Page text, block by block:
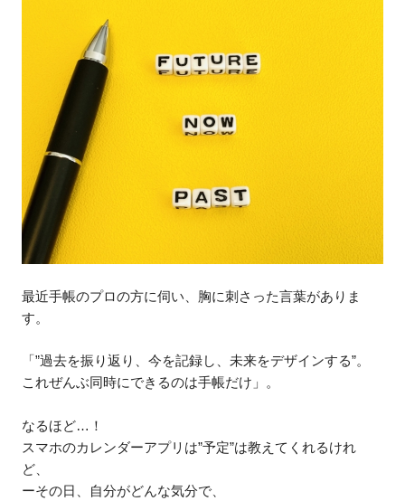
最近手帳のプロの方に伺い、胸に刺さった言葉がありま
す。
「”過去を振り返り、今を記録し、未来をデザインする”。
これぜんぶ同時にできるのは手帳だけ」。
なるほど…！
スマホのカレンダーアプリは”予定”は教えてくれるけれ
ど、
ーその日、自分がどんな気分で、